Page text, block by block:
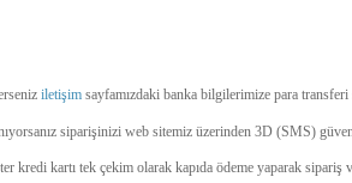
iletişim sayfamızdaki banka bilgilerimize para
siparişinizi web sitemiz üzerinden 3D (SMS)
kredi kartı tek çekim olarak kapıda ödeme yaparak sipariş